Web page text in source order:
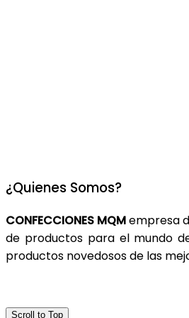
¿Quienes Somos?
CONFECCIONES MQMempresa
de productos para el mundo
productos novedosos de las
Scroll to Top